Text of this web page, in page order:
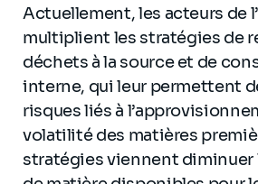
Actuellement, les acteurs de
multiplient les stratégies de
déchets à la source et de
interne, qui leur permettent
risques liés à
volatilité des matières
stratégies viennent diminuer